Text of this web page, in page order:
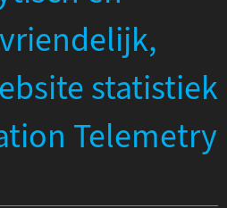
statistiek
Telemetry